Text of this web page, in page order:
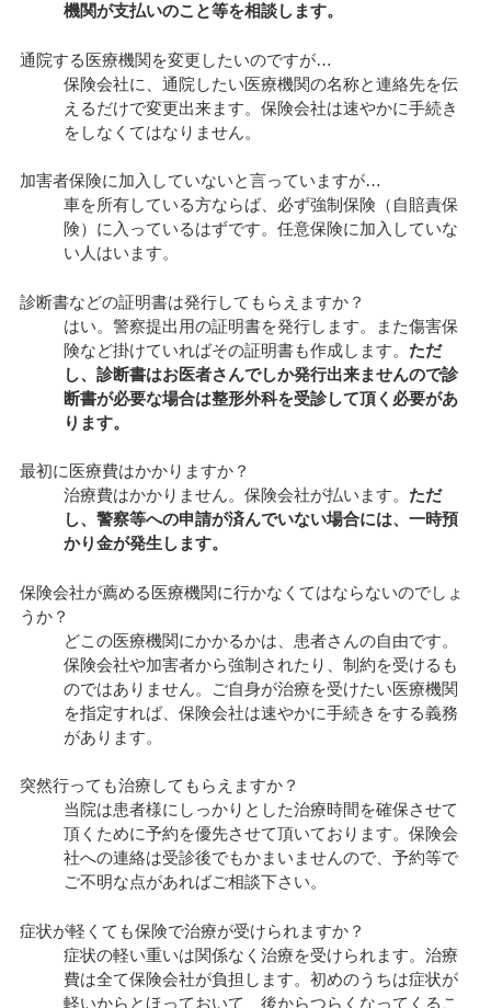
機関が支払いのこと等を相談します。
通院する医療機関を変更したいのですが…
保険会社に、通院したい医療機関の名称と連絡先を伝
えるだけで変更出来ます。保険会社は速やかに手続き
をしなくてはなりません。
加害者保険に加入していないと言っていますが…
車を所有している方ならば、必ず強制保険（自賠責保
険）に入っているはずです。任意保険に加入していな
い人はいます。
診断書などの証明書は発行してもらえますか？
はい。警察提出用の証明書を発行します。また傷害保
険など掛けていればその証明書も作成します。 ただ
し、診断書はお医者さんでしか発行出来ませんので診
断書が必要な場合は整形外科を受診して頂く必要があ
ります。
最初に医療費はかかりますか？
治療費はかかりません。保険会社が払います。 ただ
し、警察等への申請が済んでいない場合には、一時預
かり金が発生します。
保険会社が薦める医療機関に行かなくてはならないのでしょ
うか？
どこの医療機関にかかるかは、患者さんの自由です。
保険会社や加害者から強制されたり、制約を受けるも
のではありません。ご自身が治療を受けたい医療機関
を指定すれば、保険会社は速やかに手続きをする義務
があります。
突然行っても治療してもらえますか？
当院は患者様にしっかりとした治療時間を確保させて
頂くために予約を優先させて頂いております。保険会
社への連絡は受診後でもかまいませんので、予約等で
ご不明な点があればご相談下さい。
症状が軽くても保険で治療が受けられますか？
症状の軽い重いは関係なく治療を受けられます。治療
費は全て保険会社が負担します。初めのうちは症状が
軽いからとほっておいて、後からつらくなってくるこ